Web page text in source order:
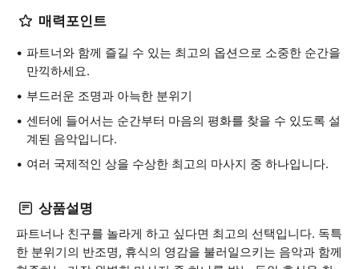
매력포인트
파트너와 함께 즐길 수 있는 최고의 옵션으로 소중한 순간을
만끽하세요.
부드러운 조명과 아늑한 분위기
센터에 들어서는 순간부터 마음의 평화를 찾을 수 있도록 설
계된 음악입니다.
여러 국제적인 상을 수상한 최고의 마사지 중 하나입니다.
상품설명
파트너나 친구를 놀라게 하고 싶다면 최고의 선택입니다. 독특
한 분위기의 반조명, 휴식의 영감을 불러일으키는 음악과 함께